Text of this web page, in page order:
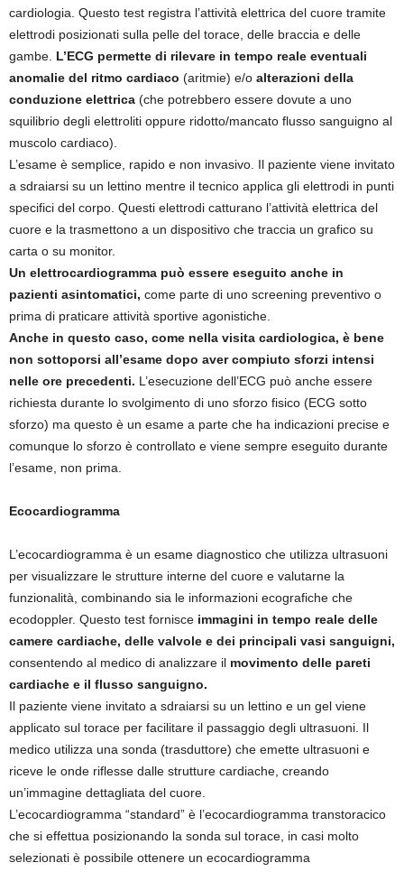
cardiologia. Questo test registra l’attività elettrica del cuore tramite
elettrodi posizionati sulla pelle del torace, delle braccia e delle
gambe. L’ECG permette di rilevare in tempo reale eventuali
anomalie del ritmo cardiaco (aritmie) e/o alterazioni della
conduzione elettrica (che potrebbero essere dovute a uno
squilibrio degli elettroliti oppure ridotto/mancato flusso sanguigno al
muscolo cardiaco).
L’esame è semplice, rapido e non invasivo. Il paziente viene invitato
a sdraiarsi su un lettino mentre il tecnico applica gli elettrodi in punti
specifici del corpo. Questi elettrodi catturano l’attività elettrica del
cuore e la trasmettono a un dispositivo che traccia un grafico su
carta o su monitor.
Un elettrocardiogramma può essere eseguito anche in
pazienti asintomatici, come parte di uno screening preventivo o
prima di praticare attività sportive agonistiche.
Anche in questo caso, come nella visita cardiologica, è bene
non sottoporsi all’esame dopo aver compiuto sforzi intensi
nelle ore precedenti. L’esecuzione dell’ECG può anche essere
richiesta durante lo svolgimento di uno sforzo fisico (ECG sotto
sforzo) ma questo è un esame a parte che ha indicazioni precise e
comunque lo sforzo è controllato e viene sempre eseguito durante
l’esame, non prima.
Ecocardiogramma
L’ecocardiogramma è un esame diagnostico che utilizza ultrasuoni
per visualizzare le strutture interne del cuore e valutarne la
funzionalità, combinando sia le informazioni ecografiche che
ecodoppler. Questo test fornisce immagini in tempo reale delle
camere cardiache, delle valvole e dei principali vasi sanguigni,
consentendo al medico di analizzare il movimento delle pareti
cardiache e il flusso sanguigno.
Il paziente viene invitato a sdraiarsi su un lettino e un gel viene
applicato sul torace per facilitare il passaggio degli ultrasuoni. Il
medico utilizza una sonda (trasduttore) che emette ultrasuoni e
riceve le onde riflesse dalle strutture cardiache, creando
un’immagine dettagliata del cuore.
L’ecocardiogramma “standard” è l’ecocardiogramma transtoracico
che si effettua posizionando la sonda sul torace, in casi molto
selezionati è possibile ottenere un ecocardiogramma